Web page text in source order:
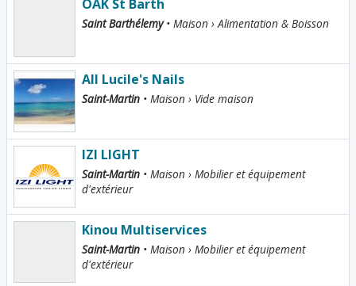
OAK St Barth
Saint Barthélemy• Maison › Alimentation & Boisson
All Lucile's Nails
Saint-Martin • Maison › Vide maison
IZI LIGHT
Saint-Martin • Maison › Mobilier et équipement
d'extérieur
Kinou Multiservices
Saint-Martin • Maison › Mobilier et équipement
d'extérieur